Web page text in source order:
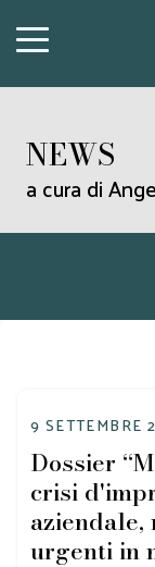
NEWS
a cura di
9 SETTEMBRE
Dossier
crisi
urgenti in